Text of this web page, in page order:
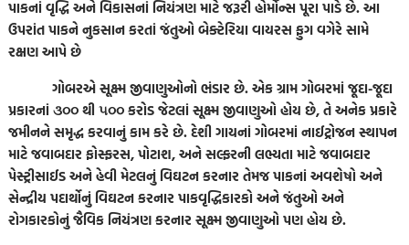
પાકનાં વૃદ્ધિ અને વિકાસનાં નિયંત્રણ માટે જરૂરી હોર્મોન્સ પૂરા પાડે છે. આ
ઉપરાંત પાકને નુકસાન કરતાં જંતુઓ બેક્ટેરિયા વાયરસ ફુગ વગેરે સામે
રક્ષણ આપે છે
ગોબરએ સૂક્ષ્મ જીવાણુઓનો ભંડાર છે. એક ગ્રામ ગોબરમાં જૂદા-જૂદા
પ્રકારનાં ૩૦૦ થી ૫૦૦ કરોડ જેટલાં સૂક્ષ્મ જીવાણુઓ હોય છે, તે અનેક પ્રકારે
જમીનને સમૃદ્ધ કરવાનું કામ કરે છે. દેશી ગાયનાં ગોબરમાં નાઈટ્રોજન સ્થાપન
માટે જવાબદાર ફોસ્ફરસ, પોટાશ, અને સલ્ફરની લભ્યતા માટે જવાબદાર
પેસ્ટ્રીસાઈડ અને હેવી મેટલનું વિઘટન કરનાર તેમજ પાકનાં અવશેષો અને
સેન્દ્રીય પદાર્થોનું વિઘટન કરનાર પાકવૃદ્ધિકારકો અને જંતુઓ અને
રોગકારકોનું જૈવિક નિયંત્રણ કરનાર સૂક્ષ્મ જીવાણુઓ પણ હોય છે.